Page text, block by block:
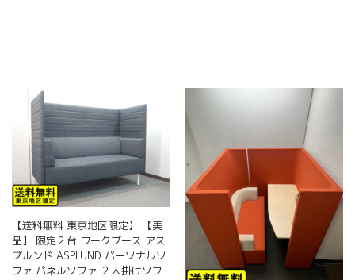
【送料無料 東京地区限定】 【美
品】 限定２台 ワークブース アス
プルンド ASPLUND パーソナルソ
ファ パネルソファ ２人掛けソフ